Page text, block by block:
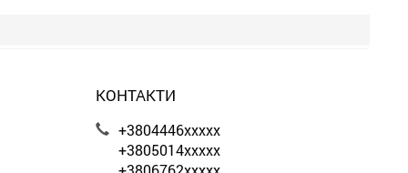
КОНТАКТИ
+3804446xxxxx
+3805014xxxxx